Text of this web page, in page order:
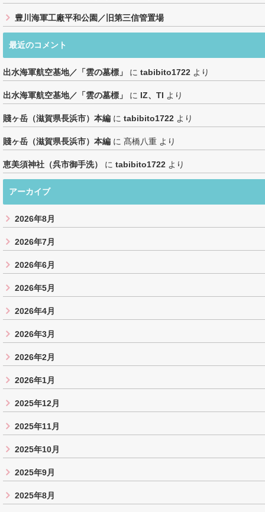
豊川海軍工廠平和公園／旧第三信管置場
最近のコメント
出水海軍航空基地／「雲の墓標」 に tabibito1722 より
出水海軍航空基地／「雲の墓標」 に IZ、TI より
賤ヶ岳（滋賀県長浜市）本編 に tabibito1722 より
賤ヶ岳（滋賀県長浜市）本編 に 髙橋八重 より
恵美須神社（呉市御手洗） に tabibito1722 より
アーカイブ
2026年8月
2026年7月
2026年6月
2026年5月
2026年4月
2026年3月
2026年2月
2026年1月
2025年12月
2025年11月
2025年10月
2025年9月
2025年8月